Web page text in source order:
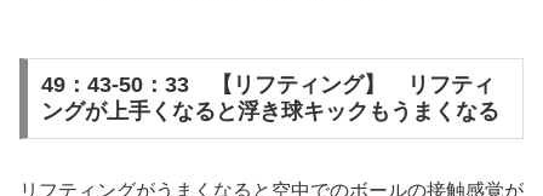
49：43-50：33 【リフティング】 リフティ
ングが上手くなると浮き球キックもうまくなる
リフティングがうまくなると空中でのボールの接触感覚が